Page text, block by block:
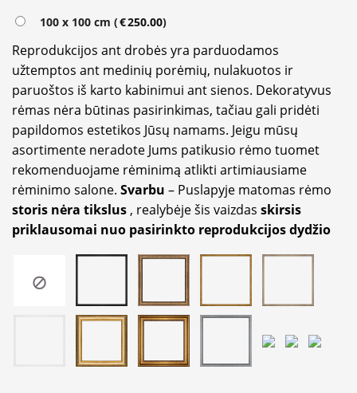
100 x 100 cm (€250.00)
Reprodukcijos ant drobės yra parduodamos
užtemptos ant medinių porėmių, nulakuotos ir
paruoštos iš karto kabinimui ant sienos. Dekoratyvus
rėmas nėra būtinas pasirinkimas, tačiau gali pridėti
papildomos estetikos Jūsų namams. Jeigu mūsų
asortimente neradote Jums patikusio rėmo tuomet
rekomenduojame rėminimą atlikti artimiausiame
rėminimo salone. Svarbu – Puslapyje matomas rėmo
storis nėra tikslus , realybėje šis vaizdas skirsis
priklausomai nuo pasirinkto reprodukcijos dydžio